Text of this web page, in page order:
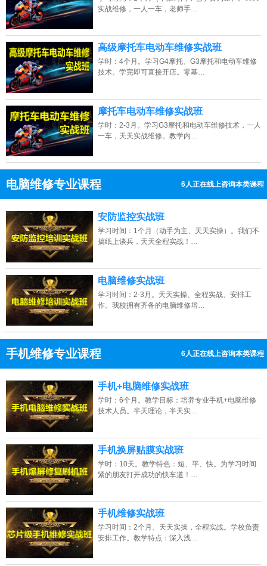
实战维修，一人一车，老师手…
高级摩托车电动车维修实战班
学时：4个月。学习G4摩托、G3摩托和电动车维修
技术。学完即可直接开店。零基…
摩托车电动车维修实战班
学时：2-3月。学习G3摩托和电动车维修技术，一人
一车，天天实战维修。教学内…
电脑维修专业课程 13人正在线上咨询本类课程
点击免费咨询电话：13807313137
安防监控实战班
学习时间：1个月（动手为主、天天实操）。我们不
搞纸上谈兵，天天全程实战！…
电脑维修实战班
学习时间：2-3月。天天实操、全程实战、安排工
作。我校拥有齐备的电脑维修培…
手机维修专业课程 9人正在线上咨询本类课程
点击免费咨询电话：13807313137
手机+电脑维修实战班
学时：6个月。教学目标：培养专业手机+电脑维修
技术人员。半天理论，半天实…
手机换屏贴膜实战班
学时：10天。教学特色：短、平、快。为学习时间
紧的朋友打开成功的快车道！…
手机维修实战班
学习时间：2个月。天天实操，全程实战。学校负责
安排工作。教学特点：深入浅…